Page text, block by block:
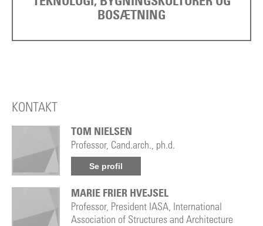
BOSÆTNING
KONTAKT
TOM NIELSEN
Professor, Cand.arch., ph.d.
Se profil
MARIE FRIER HVEJSEL
Professor, President IASA, International
Association of Structures and Architecture